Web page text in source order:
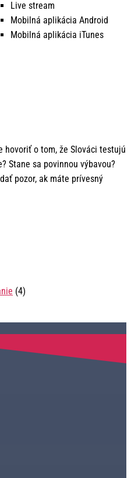
Live stream
Mobilná aplikácia Android
Mobilná aplikácia iTunes
hovoriť o tom, že Slováci testujú
Stane sa povinnou výbavou?
pozor, ak máte prívesný
(4)